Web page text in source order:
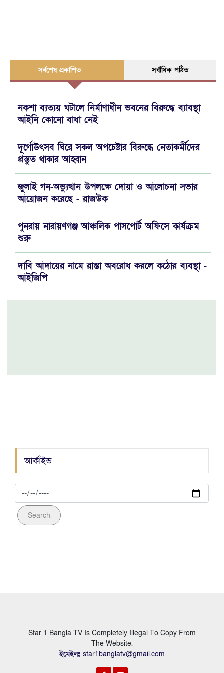
সর্বশেষ প্রকাশিত সর্বাধিক পঠিত
নকশা ব্যত্যয় ঘটালে নির্মাণাধীন ভবনের বিরুদ্ধে ব্যাবস্থা
আইনি কোনো বাধা নেই
দূর্গোউৎসব ঘিরে সকল অপচেষ্টার বিরুদ্ধে নেতাকর্মীদের
প্রস্তুত থাকার আহ্বান
জুলাই গন-অভ্যুত্থান উপলক্ষে দোয়া ও আলোচনা সভার
আয়োজন করেছে - রাজউক
পুনরায় নারায়ণগঞ্জ আঞ্চলিক পাসপোর্ট অফিসে কার্যক্রম
শুরু
দাবি আদায়ের নামে রাস্তা অবরোধ করলে কঠোর ব্যবস্থা -
আইজিপি
আর্কাইভ
Search
Star 1 Bangla TV Is Completely Illegal To Copy From
The Website.
ইমেইলঃ star1banglatv@gmail.com